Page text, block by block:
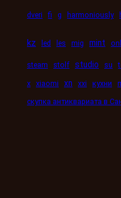
dveri fi g harmoniously
kz led les mig mint
steam stolf studio su
x xiaomi xn xxi кухни
скупка антиквариата в